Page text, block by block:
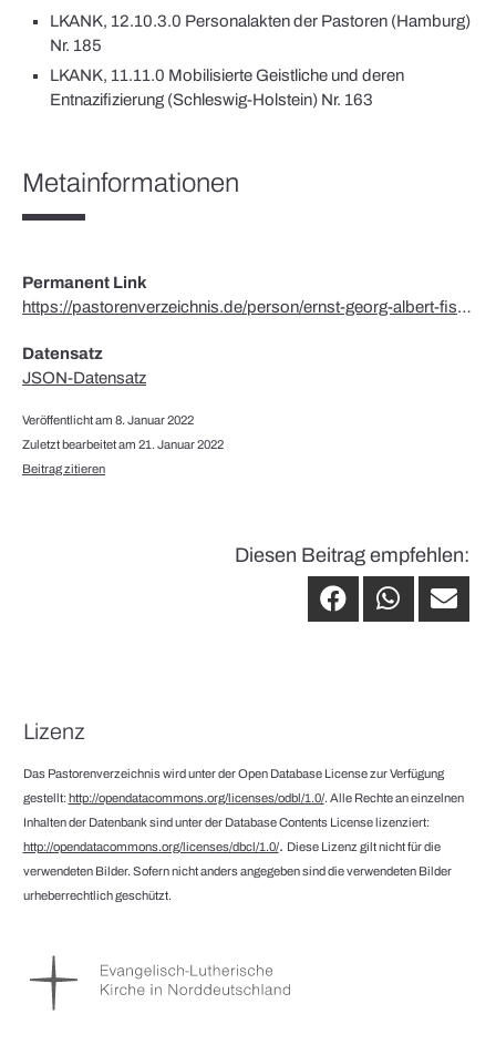
LKANK, 12.10.3.0 Personalakten der Pastoren (Hamburg)
Nr. 185
LKANK, 11.11.0 Mobilisierte Geistliche und deren
Entnazifizierung (Schleswig-Holstein) Nr. 163
Metainformationen
Permanent Link
https://pastorenverzeichnis.de/person/ernst-georg-albert-fischer/
Datensatz
JSON-Datensatz
Veröffentlicht am 8. Januar 2022
Zuletzt bearbeitet am 21. Januar 2022
Beitrag zitieren
Diesen Beitrag empfehlen:
Lizenz
Das Pastorenverzeichnis wird unter der Open Database License zur Verfügung
gestellt:http://opendatacommons.org/licenses/odbl/1.0/. Alle Rechte an einzelnen
Inhalten der Datenbank sind unter der Database Contents License lizenziert:
http://opendatacommons.org/licenses/dbcl/1.0/. Diese Lizenz gilt nicht für die
verwendeten Bilder. Sofern nicht anders angegeben sind die verwendeten Bilder
urheberrechtlich geschützt.